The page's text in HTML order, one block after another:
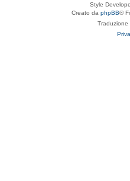
Style
Creato da phpBB®
Traduzione